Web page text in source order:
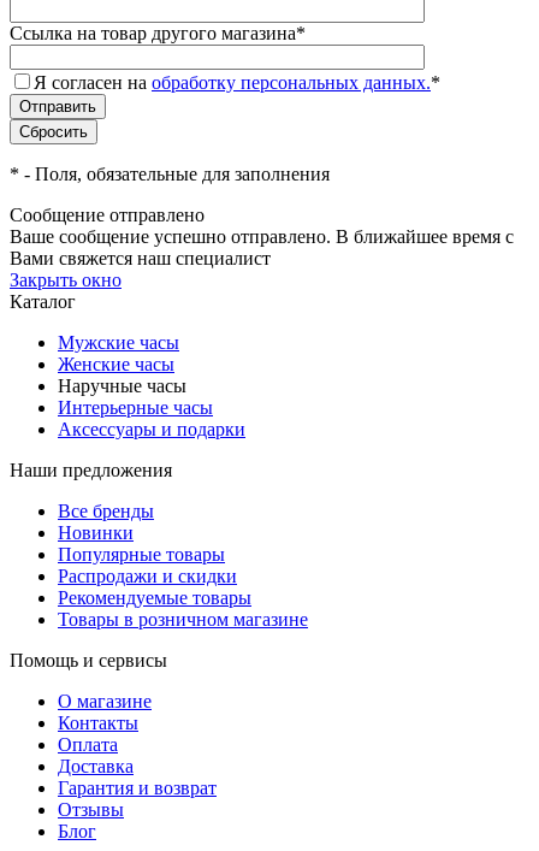
Ссылка на товар другого магазина*
Я согласен на обработку персональных данных.*
* - Поля, обязательные для заполнения
Сообщение отправлено
Ваше сообщение успешно отправлено. В ближайшее время с
Вами свяжется наш специалист
Закрыть окно
Каталог
Мужские часы
Женские часы
Наручные часы
Интерьерные часы
Аксессуары и подарки
Наши предложения
Все бренды
Новинки
Популярные товары
Распродажи и скидки
Рекомендуемые товары
Товары в розничном магазине
Помощь и сервисы
О магазине
Контакты
Оплата
Доставка
Гарантия и возврат
Отзывы
Блог